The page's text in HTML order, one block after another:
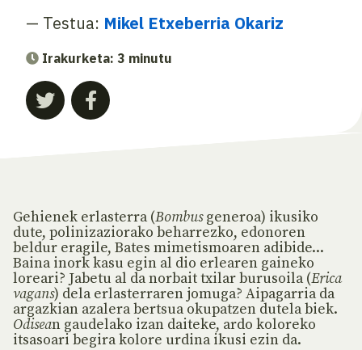
— Testua: Mikel Etxeberria Okariz
Irakurketa: 3 minutu
Gehienek erlasterra (Bombusgeneroa) ikusiko
dute, polinizaziorako beharrezko, edonoren
beldur eragile, Bates mimetismoaren adibide...
Baina inork kasu egin al dio erlearen gaineko
loreari? Jabetu al da norbait txilar burusoila (Erica
vagans) dela erlasterraren jomuga? Aipagarria da
argazkian azalera bertsua okupatzen dutela biek.
Odisean gaudelako izan daiteke, ardo koloreko
itsasoari begira kolore urdina ikusi ezin da.